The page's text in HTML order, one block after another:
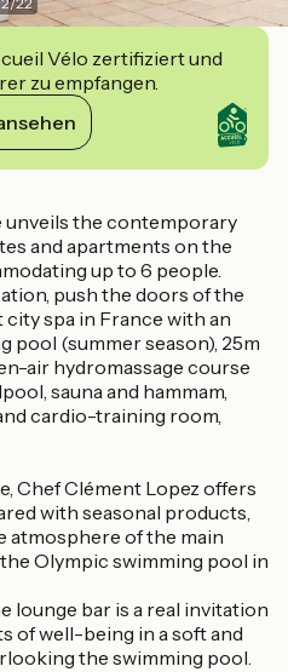
Vélo zertifiziert und
zu empfangen.
unveils the contemporary
and apartments on the
up to 6 people.
push the doors of the
city spa in France with an
pool (summer season), 25m
air hydromassage course
sauna and hammam,
cardio-training room,
Chef Clément Lopez offers
with seasonal products,
atmosphere of the main
Olympic swimming pool in
lounge bar is a real invitation
of well-being in a soft and
the swimming pool.